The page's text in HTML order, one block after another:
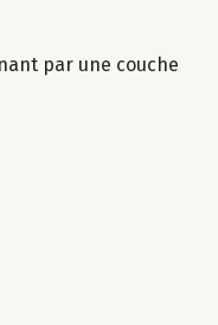
par une couche